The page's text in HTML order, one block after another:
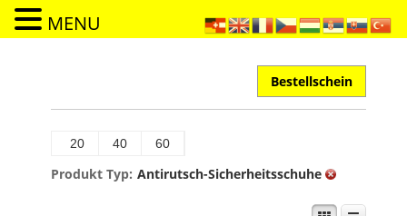
Bestellschein
20 40 60
Produkt Typ: Antirutsch-Sicherheitsschuhe
MENU